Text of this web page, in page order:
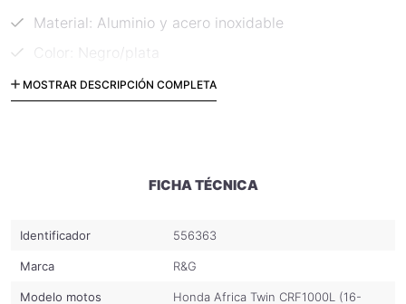
Material: Aluminio y acero inoxidable
Color: Negro/plata
Incluye instrucciones de montaje
MOSTRAR DESCRIPCIÓN COMPLETA
FICHA TÉCNICA
Identificador 556363
Marca R&G
Modelo motos
Honda Africa Twin CRF1000L (16-